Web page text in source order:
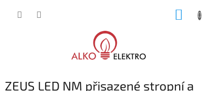
ZEUS LED NM přisazené stropní a